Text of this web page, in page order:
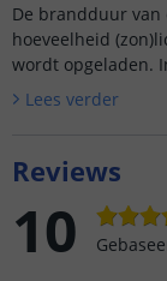
De brandduur van
hoeveelheid
wordt opgeladen.
Lees verder
Reviews
10